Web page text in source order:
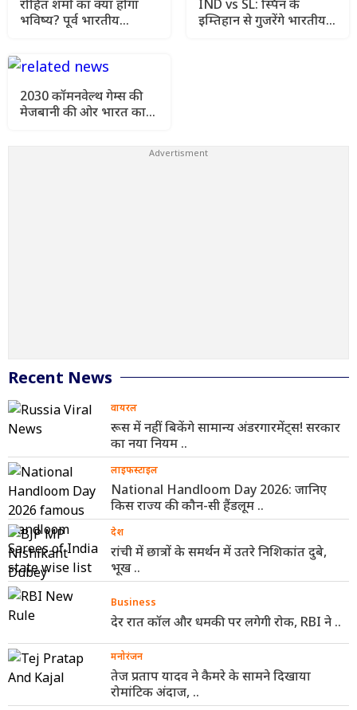
रोहित शर्मा का क्या होगा
भविष्य? पूर्व भारतीय
IND vs SL: स्पिन के
इम्तिहान से गुजरेंगे भारतीय
2030 कॉमनवेल्थ गेम्स की
मेजबानी की ओर भारत का
Recent News
वायरल
रूस में नहीं बिकेंगे सामान्य अंडरगारमेंट्स! सरकार
का नया नियम ..
लाइफस्टाइल
National Handloom Day 2026: जानिए
किस राज्य की कौन-सी हैंडलूम ..
देश
रांची में छात्रों के समर्थन में उतरे निशिकांत दुबे,
भूख ..
Business
देर रात कॉल और धमकी पर लगेगी रोक, RBI ने ..
मनोरंजन
तेज प्रताप यादव ने कैमरे के सामने दिखाया
रोमांटिक अंदाज, ..